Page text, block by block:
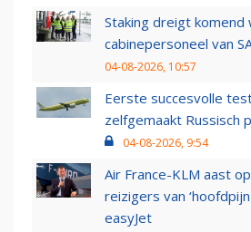
Staking dreigt komend
cabinepersoneel van
04-08-2026, 10:57
Eerste succesvolle
zelfgemaakt Russisch
04-08-2026, 9:54
Air France-KLM aast
reizigers van
easyJet